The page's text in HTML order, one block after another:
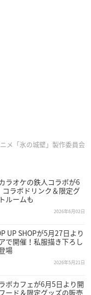
メ「氷の城壁」製作委員会
ラオケの鉄人コラボが6
コラボドリンク＆限定グ
ルームも
2026年6月02日
UP SHOPが5月27日より
で開催！私服描き下ろし
場
2026年5月21日
ボカフェが6月5日より開
ード＆限定グッズの販売